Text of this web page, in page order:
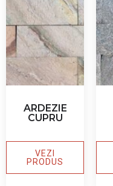
ARDEZIE
CUPRU
VEZI
PRODUS